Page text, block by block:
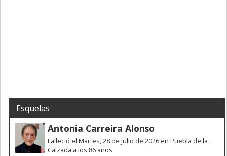
Esquelas
Antonia Carreira Alonso
Falleció el Martes, 28 de Julio de 2026 en Puebla de la
Calzada a los 86 años